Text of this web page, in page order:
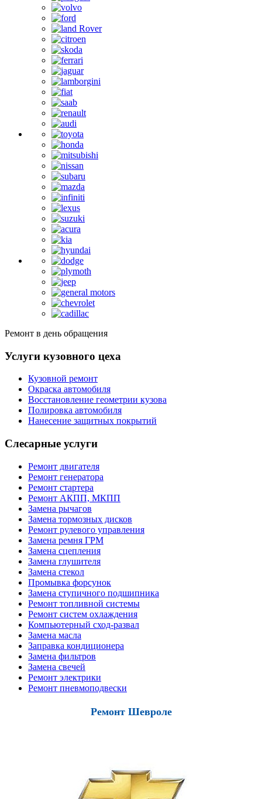
Ремонт в день обращения
Услуги кузовного цеха
Кузовной ремонт
Окраска автомобиля
Восстановление геометрии кузова
Полировка автомобиля
Нанесение защитных покрытий
Слесарные услуги
Ремонт двигателя
Ремонт генератора
Ремонт стартера
Ремонт АКПП, МКПП
Замена рычагов
Замена тормозных дисков
Ремонт рулевого управления
Замена ремня ГРМ
Замена сцепления
Замена глушителя
Замена стекол
Промывка форсунок
Замена ступичного подшипника
Ремонт топливной системы
Ремонт систем охлаждения
Компьютерный сход-развал
Замена масла
Заправка кондиционера
Замена фильтров
Замена свечей
Ремонт электрики
Ремонт пневмоподвески
Ремонт Шевроле